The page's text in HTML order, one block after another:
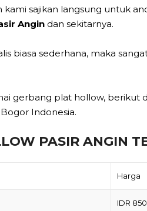
sajikan langsung untuk
Angin dan sekitarnya.
biasa sederhana, maka
gerbang plat hollow, berikut
Indonesia.
PASIR ANGIN
Harga
IDR